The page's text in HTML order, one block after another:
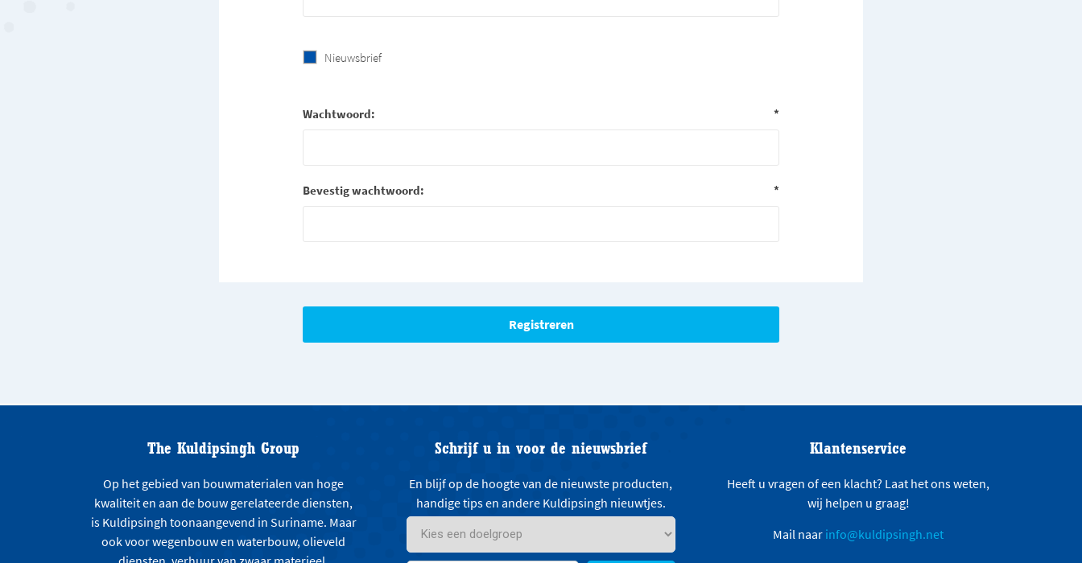
Nieuwsbrief
Wachtwoord: *
Bevestig wachtwoord: *
The Kuldipsingh Group
Op het gebied van bouwmaterialen van hoge
kwaliteit en aan de bouw gerelateerde diensten,
is Kuldipsingh toonaangevend in Suriname. Maar
ook voor wegenbouw en waterbouw, olieveld
Schrijf u in voor de nieuwsbrief
En blijf op de hoogte van de nieuwste producten,
handige tips en andere Kuldipsingh nieuwtjes.
Klantenservice
Heeft u vragen of een klacht? Laat het ons weten,
wij helpen u graag!
Mail naar info@kuldipsingh.net